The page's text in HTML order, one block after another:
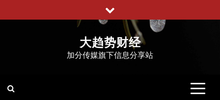
至
大趋势财经
加分传媒旗下信息分享站